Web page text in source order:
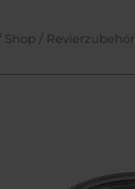
Shop / Revierzubehör